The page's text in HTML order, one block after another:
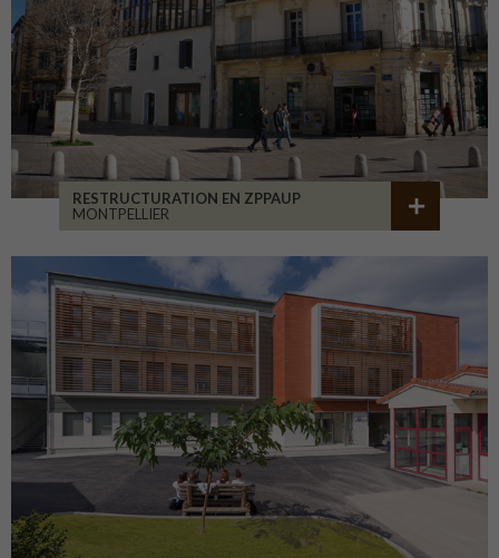
RESTRUCTURATION EN ZPPAUP
MONTPELLIER